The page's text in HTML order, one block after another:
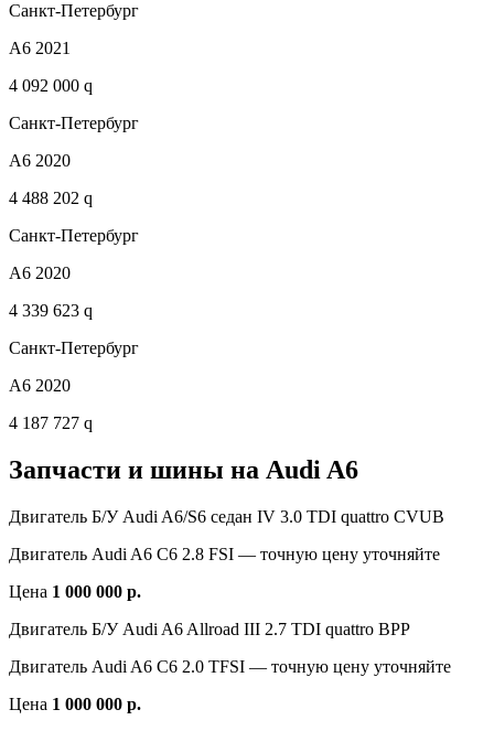
Санкт-Петербург
A6 2021
4 092 000 q
Санкт-Петербург
A6 2020
4 488 202 q
Санкт-Петербург
A6 2020
4 339 623 q
Санкт-Петербург
A6 2020
4 187 727 q
Запчасти и шины на Audi A6
Двигатель Б/У Audi A6/S6 седан IV 3.0 TDI quattro CVUB
Двигатель Audi A6 С6 2.8 FSI — точную цену уточняйте
Цена 1 000 000 р.
Двигатель Б/У Audi A6 Allroad III 2.7 TDI quattro BPP
Двигатель Audi A6 С6 2.0 TFSI — точную цену уточняйте
Цена 1 000 000 р.